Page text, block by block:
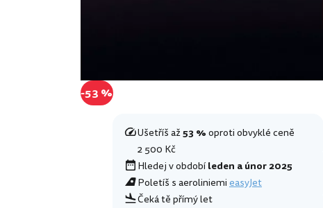
-53 %
Ušetříš až53 %oproti obvyklé ceně
2 500 Kč
Hledej v obdobíleden a únor 2025
Poletíš s aeroliniemieasyJet
Čeká tě přímý let